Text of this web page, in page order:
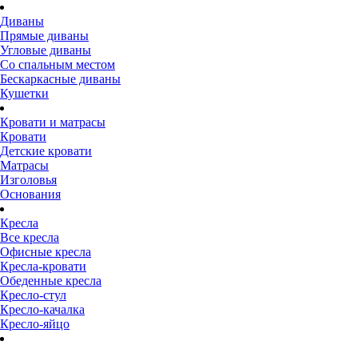
Диваны
Прямые диваны
Угловые диваны
Со спальным местом
Бескаркасные диваны
Кушетки
Кровати и матрасы
Кровати
Детские кровати
Матрасы
Изголовья
Основания
Кресла
Все кресла
Офисные кресла
Кресла-кровати
Обеденные кресла
Кресло-стул
Кресло-качалка
Кресло-яйцо